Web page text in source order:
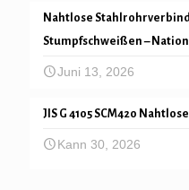
Nahtlose
Stumpfschweißen –
Juni 13, 2026
JIS G 4105 SCM420
Kann 30, 2026